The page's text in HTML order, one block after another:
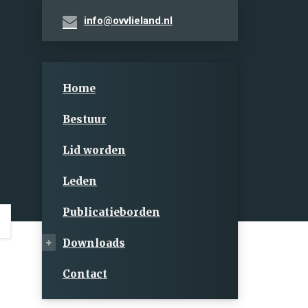
info@ovvlieland.nl
Home
Bestuur
Lid worden
Leden
Publicatieborden
Downloads
Contact